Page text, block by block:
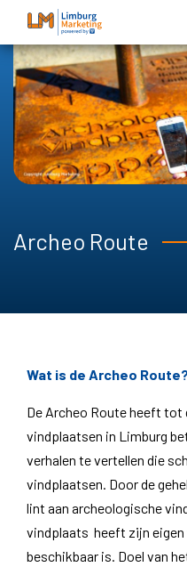
main
content
Archeo Route
Wat is de Archeo
De Archeo Route heeft
vindplaatsen in Limburg
verhalen te vertellen die
vindplaatsen. Door de
lint aan archeologische
vindplaats heeft zijn eigen
beschikbaar is. Doel van